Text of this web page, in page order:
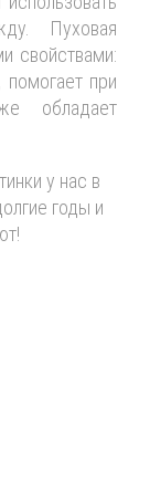
Пуховая
свойствами:
помогает при
обладает
у нас в
годы и